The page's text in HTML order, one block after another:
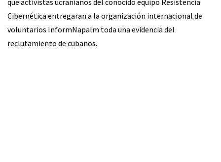
que activistas ucranianos del conocido equipo Resistencia
Cibernética entregaran a la organización internacional de
voluntarios InformNapalm toda una evidencia del
reclutamiento de cubanos.